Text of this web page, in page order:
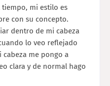
mi estilo es
con su concepto.
dentro de mi cabeza
lo veo reflejado
me pongo a
clara y de normal hago